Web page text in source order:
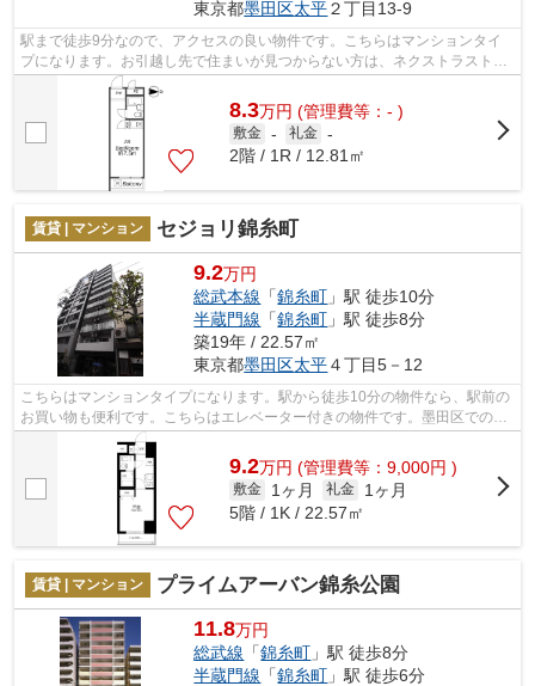
東京都墨田区太平２丁目13-9
駅まで徒歩9分なので、アクセスの良い物件です。こちらはマンションタイ
プになります。お引越し先で住まいが見つからない方は、ネクストラストに
お任せ下さい。錦糸町周辺は、快適な暮...
8.3万円 (管理費等：- )
敷金 - 礼金 -
2階 / 1R / 12.81㎡
賃貸 | マンション セジョリ錦糸町
9.2万円
総武本線 「錦糸町 」駅 徒歩10分
半蔵門線 「錦糸町 」駅 徒歩8分
築19年 / 22.57㎡
東京都墨田区太平４丁目5－12
こちらはマンションタイプになります。駅から徒歩10分の物件なら、駅前の
お買い物も便利です。こちらはエレベーター付きの物件です。墨田区でのお
住まいをお探しなら、ネクストラスト...
9.2万円 (管理費等：9,000円 )
敷金 1ヶ月 礼金
1ヶ月
5階 / 1K / 22.57㎡
賃貸 | マンション プライムアーバン錦糸公園
11.8万円
総武線 「錦糸町 」駅 徒歩8分
半蔵門線 「錦糸町 」駅 徒歩6分